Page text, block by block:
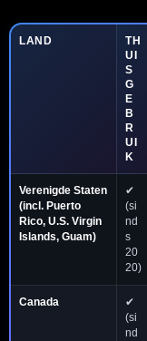
LAND
TH
UI
S
G
E
B
R
UI
K
Verenigde Staten
(incl. Puerto
Rico, U.S. Virgin
Islands, Guam)
✔
(si
nd
s
20
20)
Canada
✔
(si
nd